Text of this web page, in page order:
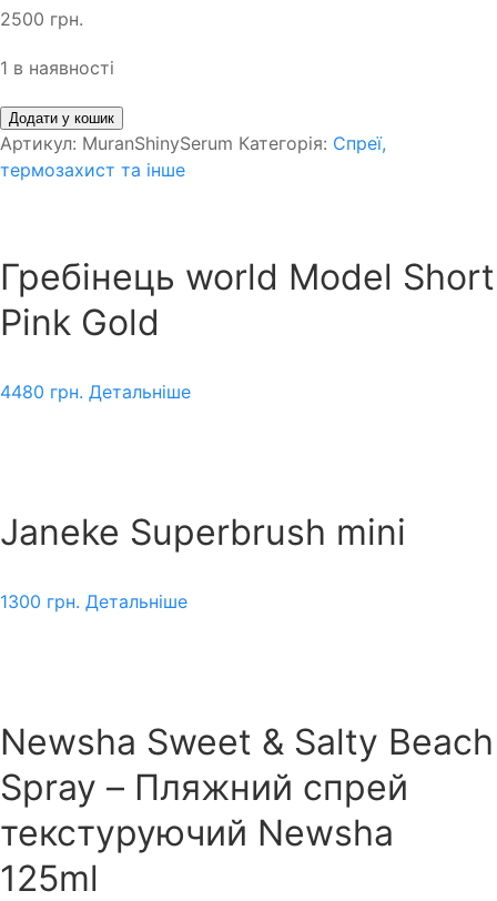
2500 грн.
1 в наявності
Додати у кошик
Артикул: MuranShinySerum Категорія: Спреї,
термозахист та інше
Гребінець world Model Short
Pink Gold
4480 грн. Детальніше
Janeke Superbrush mini
1300 грн. Детальніше
Newsha Sweet & Salty Beach
Spray – Пляжний спрей
текстуруючий Newsha
125ml